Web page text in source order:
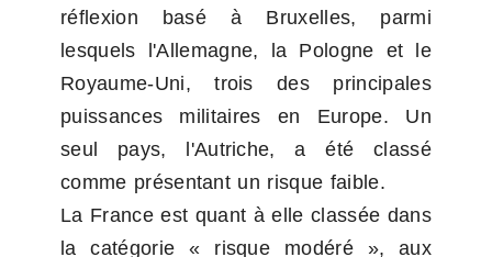
réflexion basé à Bruxelles, parmi
lesquels l'Allemagne, la Pologne et le
Royaume-Uni, trois des principales
puissances militaires en Europe. Un
seul pays, l'Autriche, a été classé
comme présentant un risque faible.
La France est quant à elle classée dans
la catégorie « risque modéré », aux